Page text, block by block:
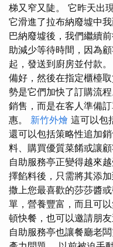
梯又窄又陡。 它昨天出
它滑進了拉布納廢墟中
巴納廢墟後，我們繼續
助減少等待時間，因為
起，發送到廚房並付款
備好，然後在指定櫃檯
勢是它們加快了訂購流
銷售，而是在客人準備
惠。 新竹外燴 這可以包
還可以包括策略性追加
料、購買優質菜餚或讓
自助服務亭正變得越來
擇餡料後，只需將其添
撒上您最喜歡的莎莎醬
單，營養豐富，而且可
頓快餐，也可以邀請朋
自助服務亭也讓餐廳老